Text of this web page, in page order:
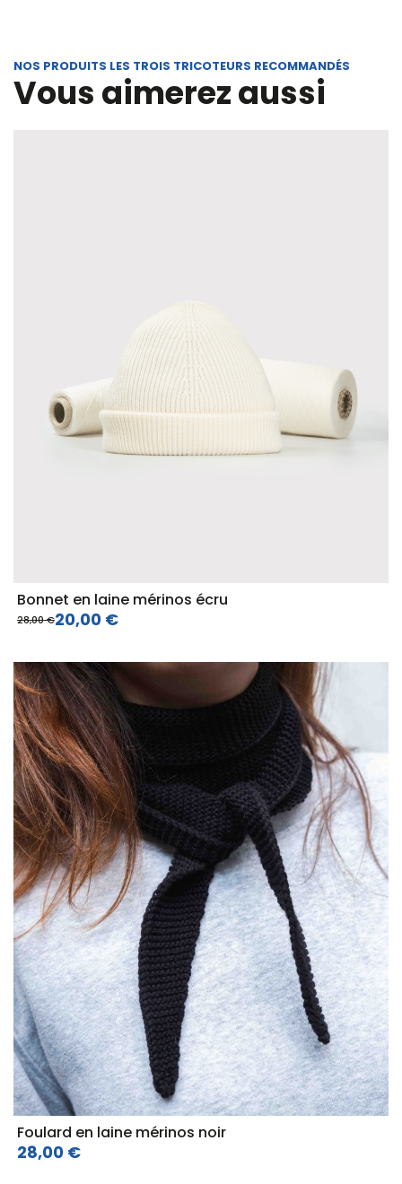
NOS PRODUITS LES TROIS TRICOTEURS RECOMMANDÉS
Vous aimerez aussi
Bonnet en laine mérinos écru
28,00 €20,00 €
Foulard en laine mérinos noir
28,00 €